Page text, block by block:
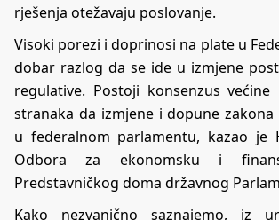
rješenja otežavaju poslovanje.
Visoki porezi i doprinosi na plate u
dobar razlog da se ide u izmjene
regulative. Postoji konsenzus većine
stranaka da izmjene i dopune
u federalnom parlamentu, kazao je
Odbora za ekonomsku i
Predstavničkog doma državnog
Kako nezvanično saznajemo, iz